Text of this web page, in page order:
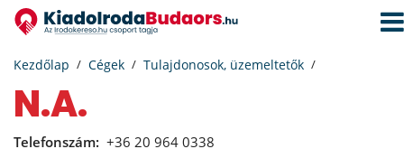
Kezdőlap Cégek Tulajdonosok, üzemeltetők
N.A.
Telefonszám: +36 20 964 0338